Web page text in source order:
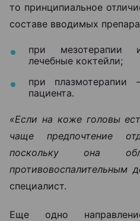
то принципиальное
составе вводимых
при мезотерапии
лечебные коктейли;
при плазмотерапии
пациента.
«Если на коже головы
чаще предпочтение
поскольку она
противовоспалительным
специалист.
Еще одно